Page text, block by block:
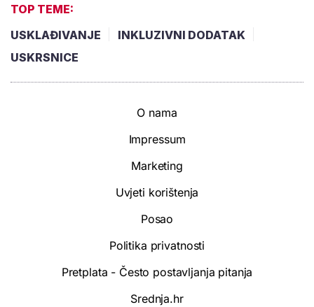
TOP TEME:
USKLAĐIVANJE
INKLUZIVNI DODATAK
USKRSNICE
O nama
Impressum
Marketing
Uvjeti korištenja
Posao
Politika privatnosti
Pretplata - Često postavljanja pitanja
Srednja.hr